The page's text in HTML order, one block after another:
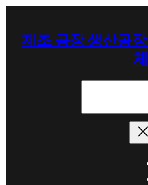
제조 공장 생산공